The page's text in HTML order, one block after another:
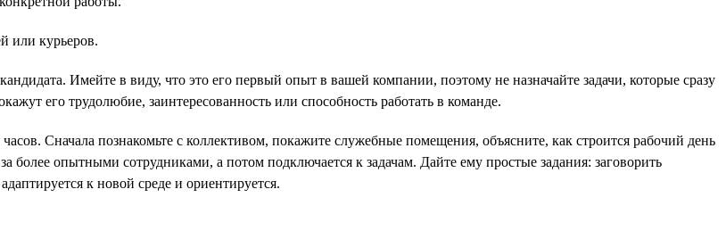
или курьеров.
Имейте в виду, что это его первый опыт в вашей компании, поэтому не назначайте задачи, которые сразу
его трудолюбие, заинтересованность или способность работать в команде.
Сначала познакомьте с коллективом, покажите служебные помещения, объясните, как строится рабочий день
более опытными сотрудниками, а потом подключается к задачам. Дайте ему простые задания: заговорить
к новой среде и ориентируется.